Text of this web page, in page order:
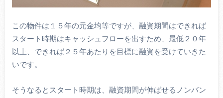
この物件は１５年の元金均等ですが、融資期間はできれば
スタート時期はキャッシュフローを出すため、最低２０年
以上、できれば２５年あたりを目標に融資を受けていきた
いです。
そうなるとスタート時期は、融資期間が伸ばせるノンバン